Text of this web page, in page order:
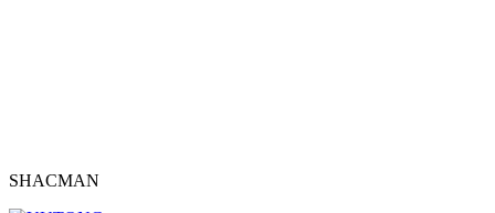
SHACMAN